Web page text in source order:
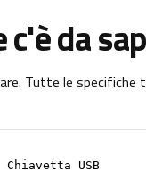
da
Tutte le specifiche
Chiavetta USB